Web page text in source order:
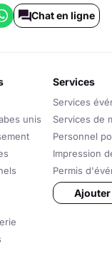
Chat en ligne
unis
services
Services
Services de
Personnel
Impression
Permis
Ajouter